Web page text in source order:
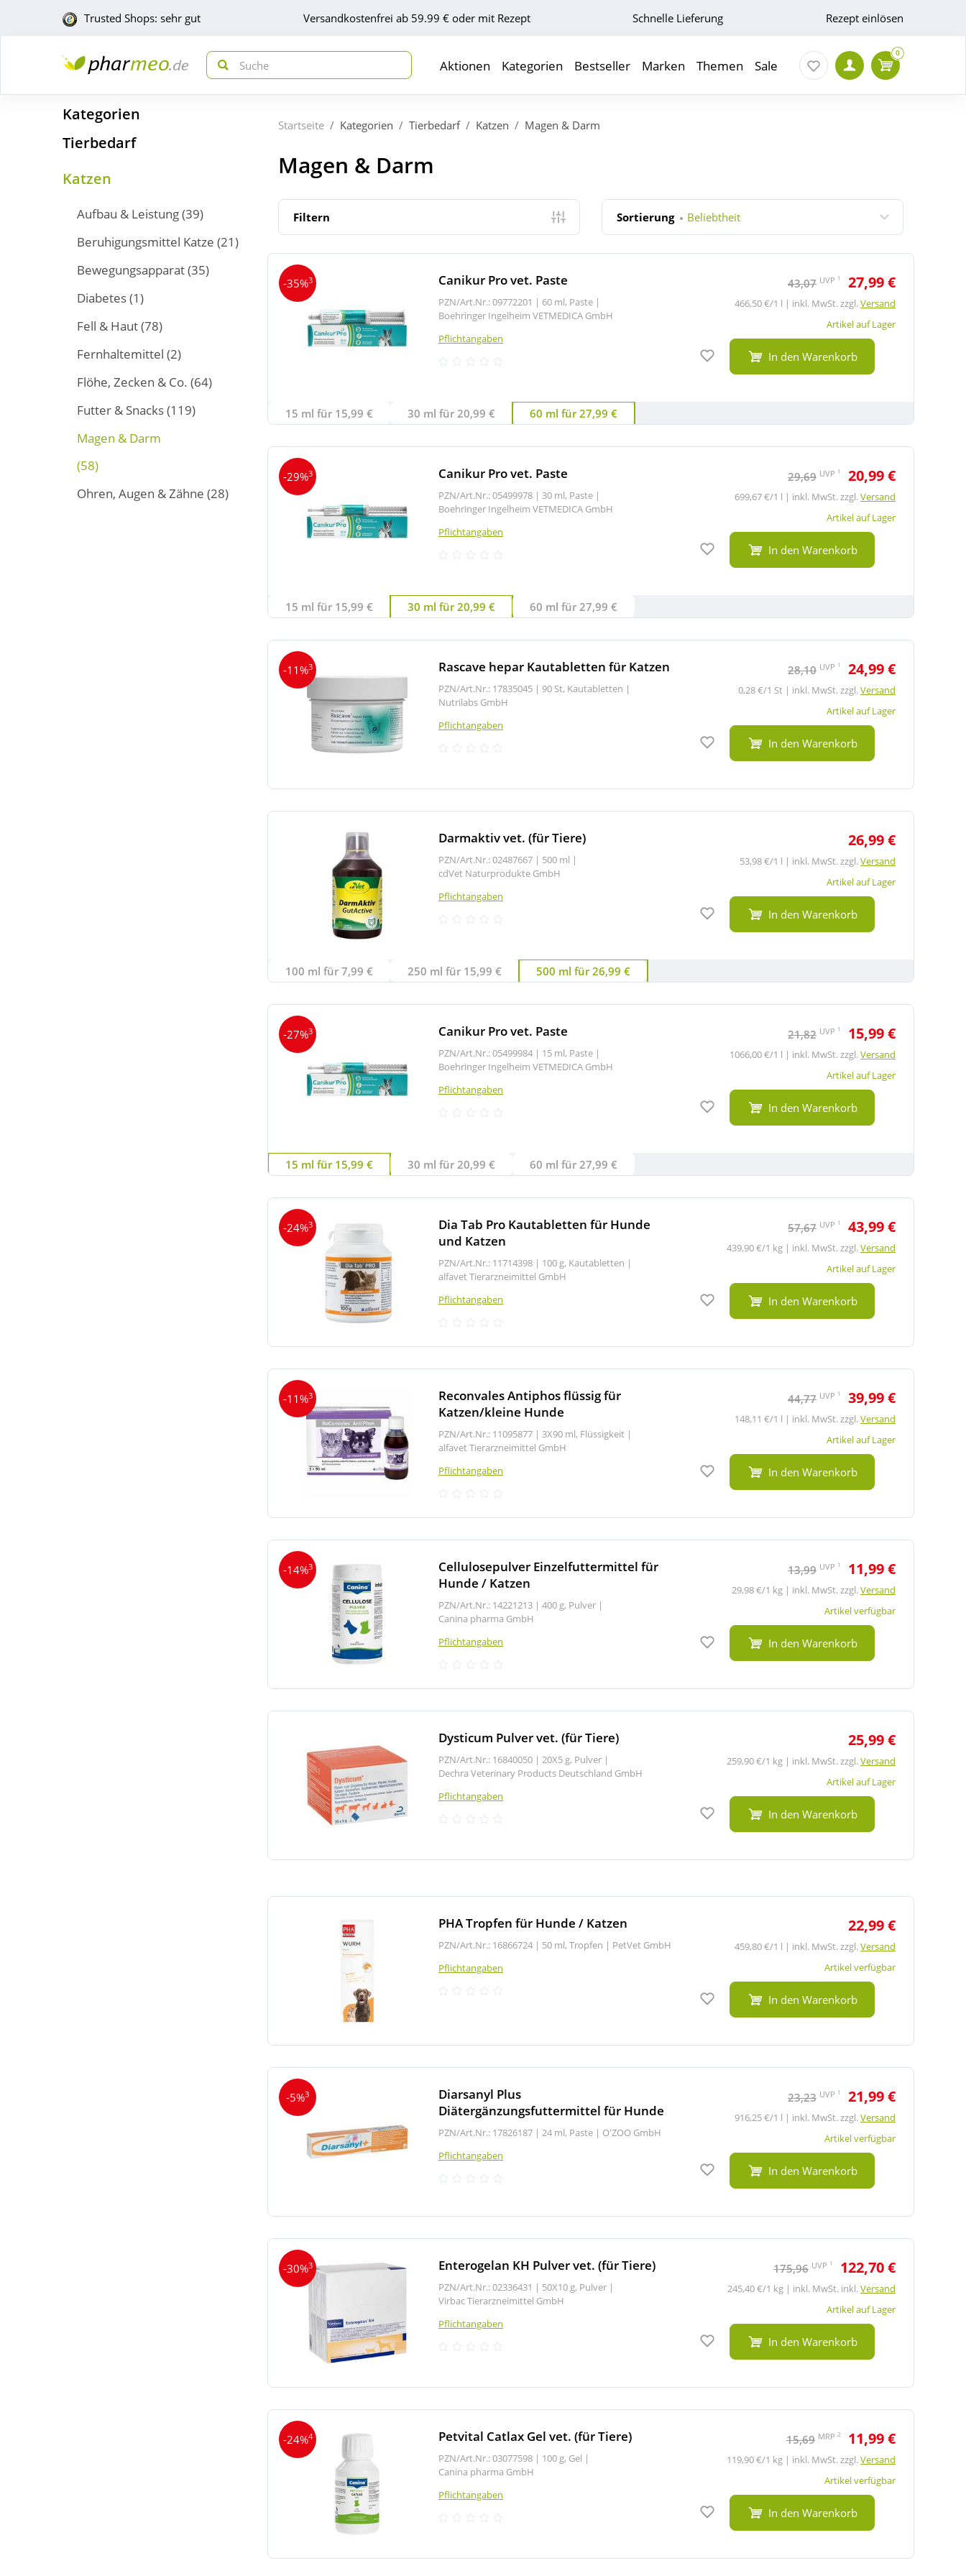
Trusted Shops: sehr gut Versandkostenfrei ab 59.99 € oder mit Rezept Schnelle Lieferung Rezept einlösen
Aktionen Kategorien Bestseller Marken Themen Sale
0
Kategorien
Tierbedarf
Katzen
Aufbau & Leistung(39)
Beruhigungsmittel Katze (21)
Bewegungsapparat(35)
Diabetes(1)
Fell & Haut(78)
Fernhaltemittel (2)
Flöhe, Zecken & Co. (64)
Futter & Snacks(119)
Magen & Darm
(58)
Ohren, Augen & Zähne (28)
Startseite Kategorien Tierbedarf Katzen Magen & Darm
Magen & Darm
Filtern Sortierung Beliebtheit
-35%3 Canikur Pro vet. Paste
PZN/Art.Nr.: 09772201 | 60 ml, Paste |
Boehringer Ingelheim VETMEDICA GmbH
Pflichtangaben
43,07 UVP 1 27,99 €
466,50 €/1 l | inkl. MwSt. zzgl.Versand
Artikel auf Lager
Auf den Merkzettel
In den Warenkorb
15 ml für 15,99 € 30 ml für 20,99 € 60 ml für 27,99 €
-29%3 Canikur Pro vet. Paste
PZN/Art.Nr.: 05499978 | 30 ml, Paste |
Boehringer Ingelheim VETMEDICA GmbH
Pflichtangaben
29,69 UVP 1 20,99 €
699,67 €/1 l | inkl. MwSt. zzgl.Versand
Artikel auf Lager
Auf den Merkzettel
In den Warenkorb
15 ml für 15,99 € 30 ml für 20,99 € 60 ml für 27,99 €
-11%3 Rascave hepar Kautabletten für Katzen
PZN/Art.Nr.: 17835045 | 90 St, Kautabletten |
Nutrilabs GmbH
Pflichtangaben
28,10 UVP 1 24,99 €
0,28 €/1 St | inkl. MwSt. zzgl.Versand
Artikel auf Lager
Auf den Merkzettel
In den Warenkorb
Darmaktiv vet. (für Tiere)
PZN/Art.Nr.: 02487667 | 500 ml |
cdVet Naturprodukte GmbH
Pflichtangaben
26,99 €
53,98 €/1 l | inkl. MwSt. zzgl.Versand
Artikel auf Lager
Auf den Merkzettel
In den Warenkorb
100 ml für 7,99 € 250 ml für 15,99 € 500 ml für 26,99 €
-27%3 Canikur Pro vet. Paste
PZN/Art.Nr.: 05499984 | 15 ml, Paste |
Boehringer Ingelheim VETMEDICA GmbH
Pflichtangaben
21,82 UVP 1 15,99 €
1066,00 €/1 l | inkl. MwSt. zzgl.Versand
Artikel auf Lager
Auf den Merkzettel
In den Warenkorb
15 ml für 15,99 € 30 ml für 20,99 € 60 ml für 27,99 €
-24%3
Dia Tab Pro Kautabletten für Hunde
und Katzen
PZN/Art.Nr.: 11714398 | 100 g, Kautabletten |
alfavet Tierarzneimittel GmbH
Pflichtangaben
57,67 UVP 1 43,99 €
439,90 €/1 kg | inkl. MwSt. zzgl.Versand
Artikel auf Lager
Auf den Merkzettel
In den Warenkorb
-11%3
Reconvales Antiphos flüssig für
Katzen/kleine Hunde
PZN/Art.Nr.: 11095877 | 3X90 ml, Flüssigkeit |
alfavet Tierarzneimittel GmbH
Pflichtangaben
44,77 UVP 1 39,99 €
148,11 €/1 l | inkl. MwSt. zzgl.Versand
Artikel auf Lager
Auf den Merkzettel
In den Warenkorb
-14%3
Cellulosepulver Einzelfuttermittel für
Hunde / Katzen
PZN/Art.Nr.: 14221213 | 400 g, Pulver |
Canina pharma GmbH
Pflichtangaben
13,99 UVP 1 11,99 €
29,98 €/1 kg | inkl. MwSt. zzgl.Versand
Artikel verfügbar
Auf den Merkzettel
In den Warenkorb
Dysticum Pulver vet. (für Tiere)
PZN/Art.Nr.: 16840050 | 20X5 g, Pulver |
Dechra Veterinary Products Deutschland GmbH
Pflichtangaben
25,99 €
259,90 €/1 kg | inkl. MwSt. zzgl.Versand
Artikel auf Lager
Auf den Merkzettel
In den Warenkorb
PHA Tropfen für Hunde / Katzen
PZN/Art.Nr.: 16866724 | 50 ml, Tropfen | PetVet GmbH
Pflichtangaben
22,99 €
459,80 €/1 l | inkl. MwSt. zzgl.Versand
Artikel verfügbar
Auf den Merkzettel
In den Warenkorb
-5%3
Diarsanyl Plus
Diätergänzungsfuttermittel für Hunde
PZN/Art.Nr.: 17826187 | 24 ml, Paste | O'ZOO GmbH
Pflichtangaben
23,23 UVP 1 21,99 €
916,25 €/1 l | inkl. MwSt. zzgl.Versand
Artikel verfügbar
Auf den Merkzettel
In den Warenkorb
-30%3 Enterogelan KH Pulver vet. (für Tiere)
PZN/Art.Nr.: 02336431 | 50X10 g, Pulver |
Virbac Tierarzneimittel GmbH
Pflichtangaben
175,96 UVP 1 122,70 €
245,40 €/1 kg | inkl. MwSt. inkl.Versand
Artikel auf Lager
Auf den Merkzettel
In den Warenkorb
-24%4 Petvital Catlax Gel vet. (für Tiere)
PZN/Art.Nr.: 03077598 | 100 g, Gel |
Canina pharma GmbH
Pflichtangaben
15,69 MRP 2 11,99 €
119,90 €/1 kg | inkl. MwSt. zzgl.Versand
Artikel verfügbar
Auf den Merkzettel
In den Warenkorb